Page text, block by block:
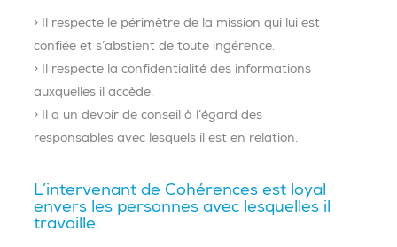
> Il respecte le périmètre de la mission qui lui est
confiée et s’abstient de toute ingérence.
> Il respecte la confidentialité des informations
auxquelles il accède.
> Il a un devoir de conseil à l’égard des
responsables avec lesquels il est en relation.
L’intervenant de Cohérences est loyal
envers les personnes avec lesquelles il
travaille.